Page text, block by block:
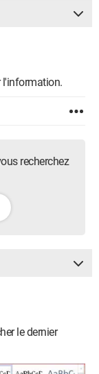
l'information.
recherchez
le dernier